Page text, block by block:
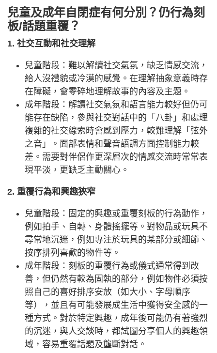
兒童及成年自閉症有何分別？仍行為刻
板/話題重覆？
1. 社交互動和社交理解
兒童階段：難以解讀社交氣氛，缺乏情感交流，
給人沒禮貌或冷漠的感覺。在理解抽象意義時存
在障礙，會零碎地理解故事的內容及主題。
成年階段：解讀社交氣氛和語言能力較好但仍可
能存在缺陷，參與社交對話中的「八卦」和處理
複雜的社交線索時會感到壓力，較難理解「弦外
之音」。面部表情和聲音語調方面控制能力較
差。需要對伴侶作更深層次的情感交流時常常表
現平淡，更缺乏主動關心。
2. 重覆行為和興趣狹窄
兒童階段：固定的興趣或重覆刻板的行為動作，
例如拍手、自轉、身體搖擺等。對物品或玩具不
尋常地沉迷，例如專注於玩具的某部分或細節、
按序排列喜歡的物件等。
成年階段：刻板的重覆行為或儀式通常得到改
善，但仍然有較為固執的部分，例如物件必須按
照自己的喜好排序安放（如大小、字母順序
等），並且有可能發展成生活中獲得安全感的一
種方式。對於特定興趣，成年後可能仍有著強烈
的沉迷，與人交談時，都試圖分享個人的興趣領
域，容易重覆話題及壟斷對話。